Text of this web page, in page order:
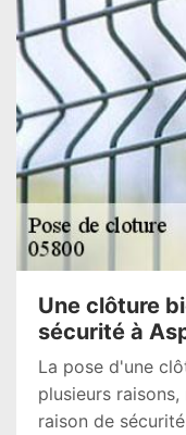
Une clôture
sécurité à
La pose d'une
plusieurs
raison de